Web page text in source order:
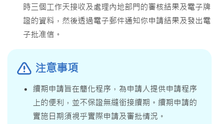
時三個工作天接收及處理內地部門的審核結果及電子牌
證的資料，然後透過電子郵件通知你申請結果及發出電
子批准信。
注意事項
續期申請旨在簡化程序，為申請人提供申請程序
上的便利，並不保證無縫銜接續期。續期申請的
實施日期須視乎實際申請及審批情況。